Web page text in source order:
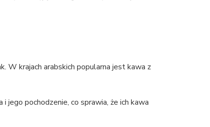
W krajach arabskich popularna jest kawa z
jego pochodzenie, co sprawia, że ich kawa